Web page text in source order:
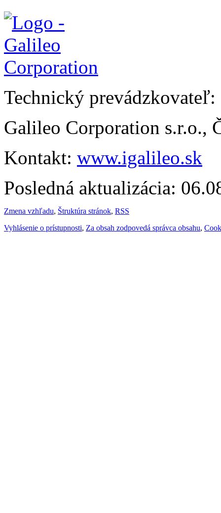
Technický prevádzkovateľ:
Galileo Corporation s.r.o.,
Kontakt: www.igalileo.sk
Posledná aktualizácia:
Zmena vzhľadu, Štruktúra stránok, RSS
Vyhlásenie o prístupnosti, Za obsah zodpovedá správca obsahu,